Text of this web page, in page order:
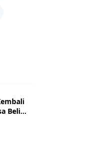
Beli